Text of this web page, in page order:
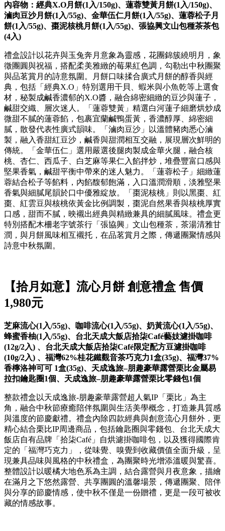
內容物：經典X.O月餅(1 入/150g)、蓮蓉雙黃月餅(1 入/150g)、
滷肉豆沙月餅(1 入/55g)、金華伍仁月餅(1 入/55g)、蓮蓉松子月
餅(1 入/55g)、棗泥核桃月餅(1 入/55g)、張協興文山包種茶茶包
(4入)
禮盒設計以花卉與玉兔奔月意象為靈感，花團錦簇繞明月，象
徵團圓與祝福，搭配柔美雅緻的莓果紅色調，勾勒出中秋團聚
與品茗賞月的詩意氛圍。月餅口味揉合廣式月餅的醇香與經
典，包括「經典X.O」特別選用干貝、蝦米與小魚乾等上選食
材，秘製成鹹香濃郁的X.O醬，融合綿密細緻的豆沙與蓮子，
鹹甜交織、層次迷人。「蓮蓉雙黃」精選白河蓮子細磨烘炒成
微甜不膩的蓮蓉餡，包裹宜蘭鹹鴨蛋黃，香濃醇厚、綿密細
膩，散發代表性廣式韻味。「滷肉豆沙」以溫體豬肉悉心滷
製，融入香甜紅豆沙，鹹香與甜潤相互交融，展現層次鮮明的
傳統。「金華伍仁」選用嚴選後腿肉製成金華火腿，融合核
桃、杏仁、西瓜子、白芝麻等果仁入餡拌炒，堆疊豐富口感與
堅果香氣，鹹甜平衡中帶來的迷人魅力。「蓮蓉松子」細緻蓮
蓉結合松子等餡料，內餡馥郁飽滿，入口溫潤滑順，淡雅堅果
香氣與細膩尾韻於口中優雅綻放。「棗泥核桃」則以黑棗、紅
棗、紅雲豆與核桃依黃金比例調製，棗泥自然果香與核桃厚實
口感，甜而不膩，映襯出經典與精緻兼具的細膩風味。禮盒更
特別搭配木柵老字號茶行「張協興」文山包種茶，茶湯清雅甘
潤，與月餅風味相互襯托，在品茗賞月之際，傳遞團聚情感與
詩意中秋氛圍。
【拾月如意】流心月餅 創意禮盒 售價
1,980元
芝麻流心(1 入/55g)、咖啡流心(1 入/55g)、奶黃流心(1 入/55g)、
蜂蜜香柚(1 入/55g)、台北天成大飯店拾柒Café藝妓濾掛咖啡
(12g/2入) 、台北天成大飯店拾柒Café限定配方豆濾掛咖啡
(10g/2入) 、福灣62%桂花鐵觀音茶巧克力1盒(35g)、福灣37%
香檸洛神可可 1盒(35g)、天成逸旅–朋趣豪華露營栗比金屬易
拉扣鑰匙圈1個、天成逸旅–朋趣豪華露營栗比零錢包1個
整款禮盒以天成逸旅-朋趣豪華露營超人氣IP「栗比」為主
角，融合中秋節療癒陪伴氛圍與生活美學概念，打造兼具質感
與溫度的節慶獻禮。禮盒內除四款經典與創意流心月餅外，更
精心結合栗比IP周邊商品，包括鑰匙圈與零錢包、台北天成大
飯店自有品牌「拾柒Café」自烘濾掛咖啡包，以及獲得國際肯
定的「福灣巧克力」，從味覺、嗅覺到收藏價值全面升級，呈
現兼具品味與風格的中秋禮盒，為團聚時光增添溫暖與驚喜。
整體設計以暖橘大地色系為主調，結合露營與月夜意象，描繪
在滿月之下悠然露營、共享團圓的溫馨場景，傳遞團聚、陪伴
與分享的節慶情感，使中秋不僅是一份贈禮，更是一段可被收
藏的情感故事。